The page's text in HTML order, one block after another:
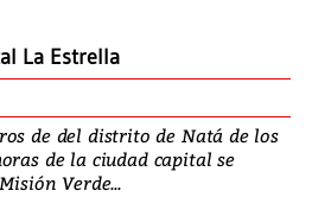
La Estrella
de del distrito de Natá de los
de la ciudad capital se
Verde...